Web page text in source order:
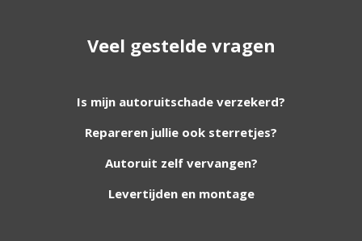
verder!
Wij zijn continu bezig met het toevoegen van
ruit er niet tussen? Grote kans dat wij deze wel
hebben. Vul het formulier in en wij nemen
Veel gestelde vragen
Is mijn autoruitschade verzekerd?
Repareren jullie ook sterretjes?
Autoruit zelf vervangen?
Levertijden en montage